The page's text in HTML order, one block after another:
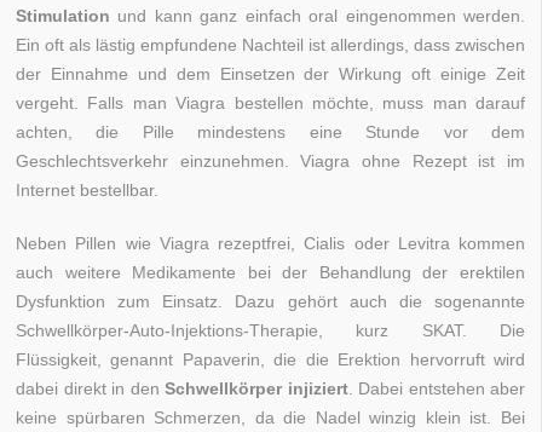
Stimulation und kann ganz einfach oral eingenommen werden.
Ein oft als lästig empfundene Nachteil ist allerdings, dass zwischen
der Einnahme und dem Einsetzen der Wirkung oft einige Zeit
vergeht. Falls man Viagra bestellen möchte, muss man darauf
achten, die Pille mindestens eine Stunde vor dem
Geschlechtsverkehr einzunehmen. Viagra ohne Rezept ist im
Internet bestellbar.
Neben Pillen wie Viagra rezeptfrei, Cialis oder Levitra kommen
auch weitere Medikamente bei der Behandlung der erektilen
Dysfunktion zum Einsatz. Dazu gehört auch die sogenannte
Schwellkörper-Auto-Injektions-Therapie, kurz SKAT. Die
Flüssigkeit, genannt Papaverin, die die Erektion hervorruft wird
dabei direkt in den Schwellkörper injiziert. Dabei entstehen aber
keine spürbaren Schmerzen, da die Nadel winzig klein ist. Bei